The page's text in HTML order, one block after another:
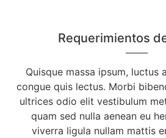
Requerimientos
Quisque massa ipsum, luctus
congue quis lectus. Morbi
ultrices odio elit vestibulum
quam sed nulla aenean eu
viverra ligula nullam mattis